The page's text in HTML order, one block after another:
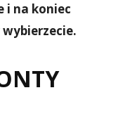
i na koniec